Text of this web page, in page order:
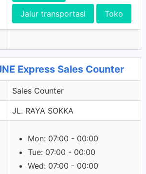
Jalur transportasi Toko
Express Sales Counter
Sales Counter
JL. RAYA SOKKA
Mon: 07:00 - 00:00
Tue: 07:00 - 00:00
Wed: 07:00 - 00:00